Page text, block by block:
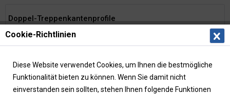
Doppel-Treppenkantenprofile
Doppel-Treppenkantenprofile gewährleisten einen sicheren
Antirutschbelägen mit R13 Rutschhemmung gem. DGUV
Regel 108-003, können...mehr erfahren »
Cookie-Richtlinien
Diese Website verwendet Cookies, um Ihnen die bestmögliche
Funktionalität bieten zu können. Wenn Sie damit nicht
einverstanden sein sollten, stehen Ihnen folgende Funktionen